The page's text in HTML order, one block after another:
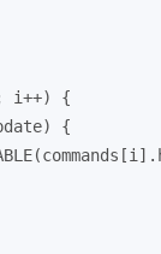
i++) {
{